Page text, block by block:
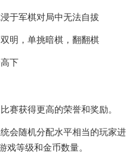
于军棋对局中无法自拔
明，单挑暗棋，翻翻棋
下
赛获得更高的荣誉和奖励。
会随机分配水平相当的玩家进
戏等级和金币数量。